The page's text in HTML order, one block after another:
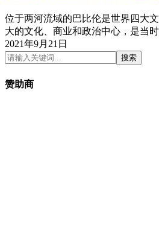
位于两河流域的巴比伦是世界四大
大的文化、商业和政治中心，是当
2021年9月21日
搜索
赞助商